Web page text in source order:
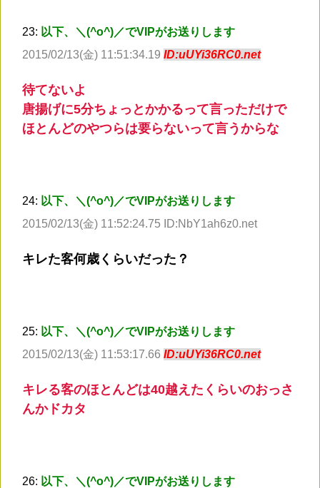
23: 以下、＼(^o^)／でVIPがお送りします
2015/02/13(金) 11:51:34.19 ID:uUYi36RC0.net
待てないよ
唐揚げに5分ちょっとかかるって言っただけで
ほとんどのやつらは要らないって言うからな
24: 以下、＼(^o^)／でVIPがお送りします
2015/02/13(金) 11:52:24.75 ID:NbY1ah6z0.net
キレた客何歳くらいだった？
25: 以下、＼(^o^)／でVIPがお送りします
2015/02/13(金) 11:53:17.66 ID:uUYi36RC0.net
キレる客のほとんどは40越えたくらいのおっさ
んかドカタ
26: 以下、＼(^o^)／でVIPがお送りします